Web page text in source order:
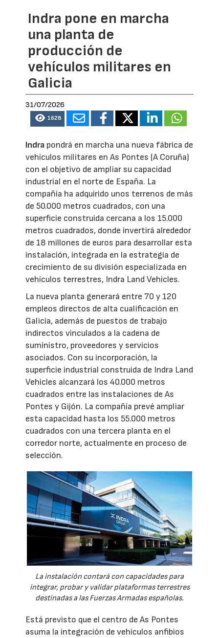
Indra pone en marcha
una planta de
producción de
vehículos militares en
Galicia
31/07/2026
1628
Indra pondrá en marcha una nueva fábrica de
vehículos militares en As Pontes (A Coruña)
con el objetivo de ampliar su capacidad
industrial en el norte de España. La
compañía ha adquirido unos terrenos de más
de 50.000 metros cuadrados, con una
superficie construida cercana a los 15.000
metros cuadrados, donde invertirá alrededor
de 18 millones de euros para desarrollar esta
instalación, integrada en la estrategia de
crecimiento de su división especializada en
vehículos terrestres, Indra Land Vehicles.
La nueva planta generará entre 70 y 120
empleos directos de alta cualificación en
Galicia, además de puestos de trabajo
indirectos vinculados a la cadena de
suministro, proveedores y servicios
asociados. Con su incorporación, la
superficie industrial construida de Indra Land
Vehicles alcanzará los 40.000 metros
cuadrados entre las instalaciones de As
Pontes y Gijón. La compañía prevé ampliar
esta capacidad hasta los 55.000 metros
cuadrados con una tercera planta en el
corredor norte, actualmente en proceso de
selección.
La instalación contará con capacidades para
integrar, probar y validar plataformas terrestres
destinadas a las Fuerzas Armadas españolas.
Está previsto que el centro de As Pontes
asuma la integración de vehículos anfibios